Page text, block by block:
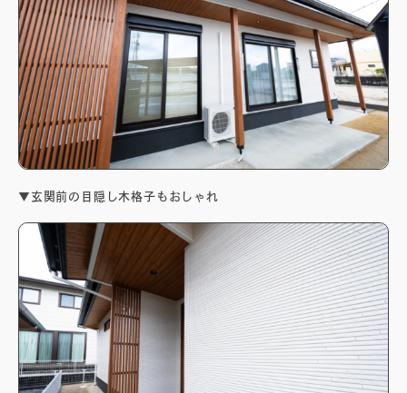
▼玄関前の目隠し木格子もおしゃれ